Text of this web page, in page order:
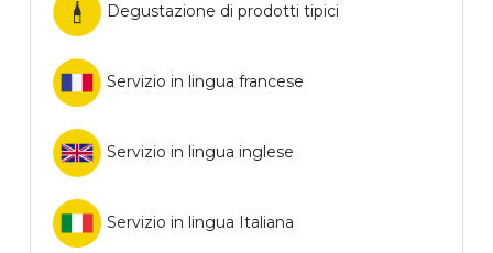
Degustazione di prodotti tipici
Servizio in lingua francese
Servizio in lingua inglese
Servizio in lingua Italiana